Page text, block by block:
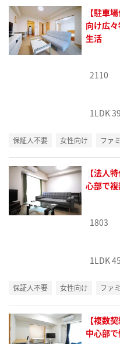
【駐車
向け広
生活
2110
1LDK
保証人不要 女性向け ファ
【法人
心部で
1803
1LDK
保証人不要 女性向け ファ
【複数
中心部